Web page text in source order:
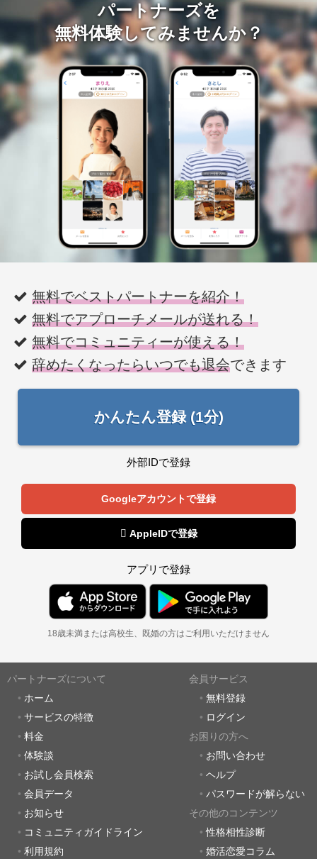
パートナーズを
無料体験してみませんか？
無料でベストパートナーを紹介！
無料でアプローチメールが送れる！
無料でコミュニティーが使える！
辞めたくなったらいつでも退会できます
かんたん登録 (1分)
外部IDで登録
Googleアカウントで登録
 AppleIDで登録
アプリで登録
18歳未満または高校生、既婚の方はご利用いただけません
パートナーズについて
ホーム
サービスの特徴
料金
体験談
お試し会員検索
会員データ
お知らせ
コミュニティガイドライン
利用規約
会員サービス
無料登録
ログイン
お困りの方へ
お問い合わせ
ヘルプ
パスワードが解らない
その他のコンテンツ
性格相性診断
婚活恋愛コラム